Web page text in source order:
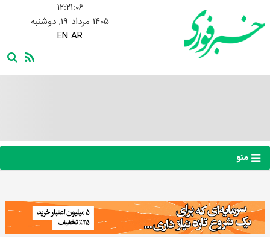
۱۲:۲۱:۰۷
۱۴۰۵ مرداد ۱۹, دوشنبه
EN AR
منو